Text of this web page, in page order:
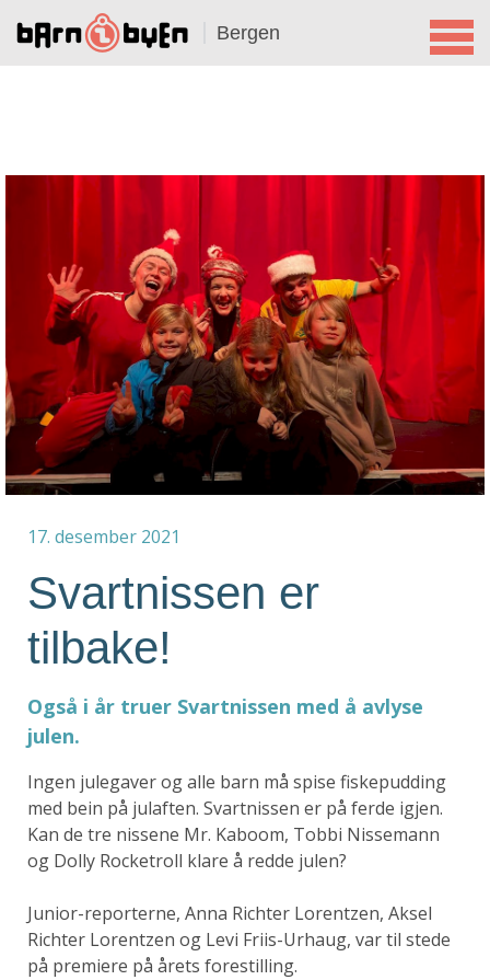
Bergen
17. desember 2021
Svartnissen er
tilbake!
Også i år truer Svartnissen med å avlyse
julen.
Ingen julegaver og alle barn må spise fiskepudding
med bein på julaften. Svartnissen er på ferde igjen.
Kan de tre nissene Mr. Kaboom, Tobbi Nissemann
og Dolly Rocketroll klare å redde julen?
Junior-reporterne, Anna Richter Lorentzen, Aksel
Richter Lorentzen og Levi Friis-Urhaug, var til stede
på premiere på årets forestilling.